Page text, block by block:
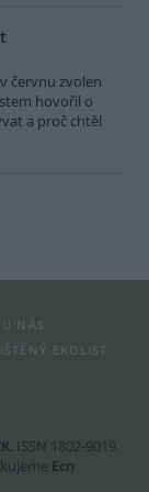
červnu zvolen
hovořil o
a proč chtěl
U NÁS
EKOLIST
. ISSN 1802-9019.
Ecn